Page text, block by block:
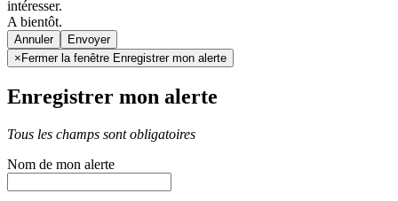
intéresser.
A bientôt.
Annuler
× Fermer la fenêtre Enregistrer mon alerte
Enregistrer mon alerte
Tous les champs sont obligatoires
Nom de mon alerte